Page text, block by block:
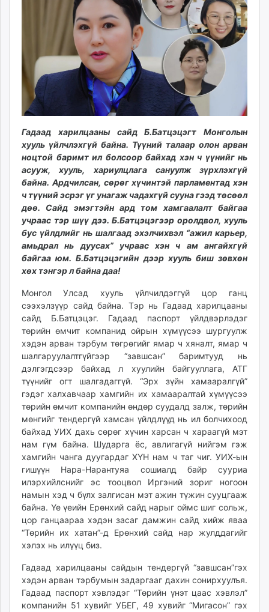
Eguur.mn
24tsag.mn
shuud.mn
eagle.mn
ergelt.mn
zarig.mn
today.mn
zuv.mn
mminfo.mn
urlag.mn
unen.mn
asu.mn
shudarga.mn
shuurhai.mn
isee.mn
mglradio.com
fact.mn
itoim.mn
tumen.mn
shuum.mn
times.mn
tvmongolia.mn
mass.mn
unegui.mn
assa.mn
toim.mn
tac.mn
paparazzi.mn
unread.today
Гадаад харилцааны сайд Б.Батцэцэгт Монголын
хууль үйлчлэхгүй байна. Түүний талаар олон арван
ноцтой баримт ил болсоор байхад хэн ч үүнийг нь
асууж, хууль, хариулцлага сануулж зүрхлэхгүй
байна. Ардчилсан, сөрөг хүчинтэй парламентад хэн
ч түүний эсрэг үг унагаж чадахгүй сууна гээд төсөөл
дөө. Сайд эмэгтэйн ард том хамгаалалт байгаа
учраас тэр шүү дээ. Б.Батцэцэгээр оролдвол, хууль
бус үйлдлийг нь шалгаад эхэлчихвэл “ажил карьер,
амьдрал нь дуусах” учраас хэн ч ам ангайхгүй
байгаа юм. Б.Батцэцэгийн дээр хууль биш зөвхөн
хөх тэнгэр л байна даа!
Монгол Улсад хууль үйлчилдэггүй цор ганц
сээхэлзүүр сайд байна. Тэр нь Гадаад харилцааны
сайд Б.Батцэцэг. Гадаад паспорт үйлдвэрлэдэг
төрийн өмчит компанид ойрын хүмүүсээ шургуулж
хэдэн арван тэрбум төгрөгийг ямар ч хяналт, ямар ч
шалгаруулалтгүйгээр “завшсан” баримтууд нь
дэлгэгдсээр байхад л хуулийн байгууллага, АТГ
түүнийг огт шалгадаггүй. “Эрх зүйн хамааралгүй”
гэдэг халхавчаар хамгийн их хамааралтай хүмүүсээ
төрийн өмчит компанийн өндөр суудалд залж, төрийн
мөнгийг тендергүй хамсан үйлдлүүд нь ил болчихоод
байхад УИХ дахь сөрөг хүчин харсан ч хараагүй мэт
нам гүм байна. Шударга ёс, авлигагүй нийгэм гэж
хамгийн чанга дуугардаг ХҮН нам ч таг чиг. УИХ-ын
гишүүн Нара-Нарантуяа сошиалд байр сууриа
илэрхийлснийг эс тооцвол Иргэний зориг ногоон
намын хэд ч бүлх залгисан мэт ажин түжин сууцгааж
байна. Үе үеийн Ерөнхий сайд нарыг оймс шиг сольж,
цор ганцаараа хэдэн засаг дамжин сайд хийж яваа
“Төрийн их хатан”-д Ерөнхий сайд нар жулддагийг
хэлэх нь илүүц биз.
Гадаад харилцааны сайдын тендергүй “завшсан”гэх
хэдэн арван тэрбумын задаргааг дахин сонирхуулъя.
Гадаад паспорт хэвлэдэг “Төрийн үнэт цаас хэвлэл”
компанийн 51 хувийг УБЕГ, 49 хувийг “Мигасон” гэх